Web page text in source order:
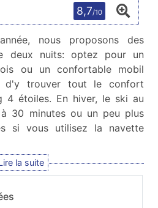
8,7/10
nous proposons des
deux nuits: optez pour un
ou un confortable mobil
d'y trouver tout le confort
4 étoiles. En hiver, le ski au
30 minutes ou un peu plus
si vous utilisez la navette